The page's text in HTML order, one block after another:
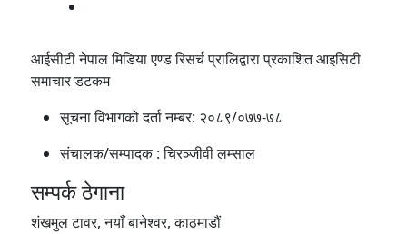
आईसीटी नेपाल मिडिया एण्ड रिसर्च प्रालिद्वारा प्रकाशित आइसिटी
समाचार डटकम
सूचना विभागको दर्ता नम्बर: २०८९/०७७-७८
संचालक/सम्पादक :चिरञ्जीवी लम्साल
सम्पर्क ठेगाना
शंखमुल टावर, नयाँ बानेश्वर, काठमाडौं